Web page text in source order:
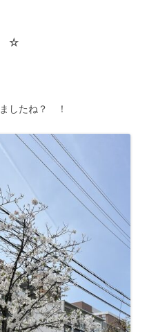
したね？ ！